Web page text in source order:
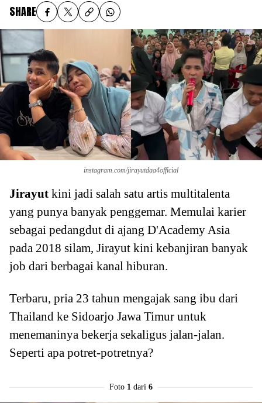
SHARE
instagram.com/jirayutdaa4official
Jirayut kini jadi salah satu artis multitalenta
yang punya banyak penggemar. Memulai karier
sebagai pedangdut di ajang D'Academy Asia
pada 2018 silam, Jirayut kini kebanjiran banyak
job dari berbagai kanal hiburan.
Terbaru, pria 23 tahun mengajak sang ibu dari
Thailand ke Sidoarjo Jawa Timur untuk
menemaninya bekerja sekaligus jalan-jalan.
Seperti apa potret-potretnya?
Foto 1 dari 6